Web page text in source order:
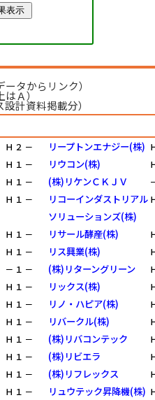
タからリンク）
Ａ）
計資料掲載分）
Ｈ ２ － リープトンエナジー(株)
Ｈ １ － リウコン(株)
Ｈ １ － (株)リケンＣＫＪＶ
Ｈ １ －
リコーインダストリアル
ソリューションズ(株)
Ｈ １ － リサール酵産(株)
Ｈ １ － リス興業(株)
－ １ － (株)リターングリーン
Ｈ １ － リックス(株)
Ｈ １ － リノ・ハピア(株)
Ｈ １ － リバークル(株)
Ｈ １ － (株)リバコンテック
Ｈ １ － (株)リビエラ
Ｈ １ － (株)リフレックス
Ｈ １ － リュウテック昇降機(株)